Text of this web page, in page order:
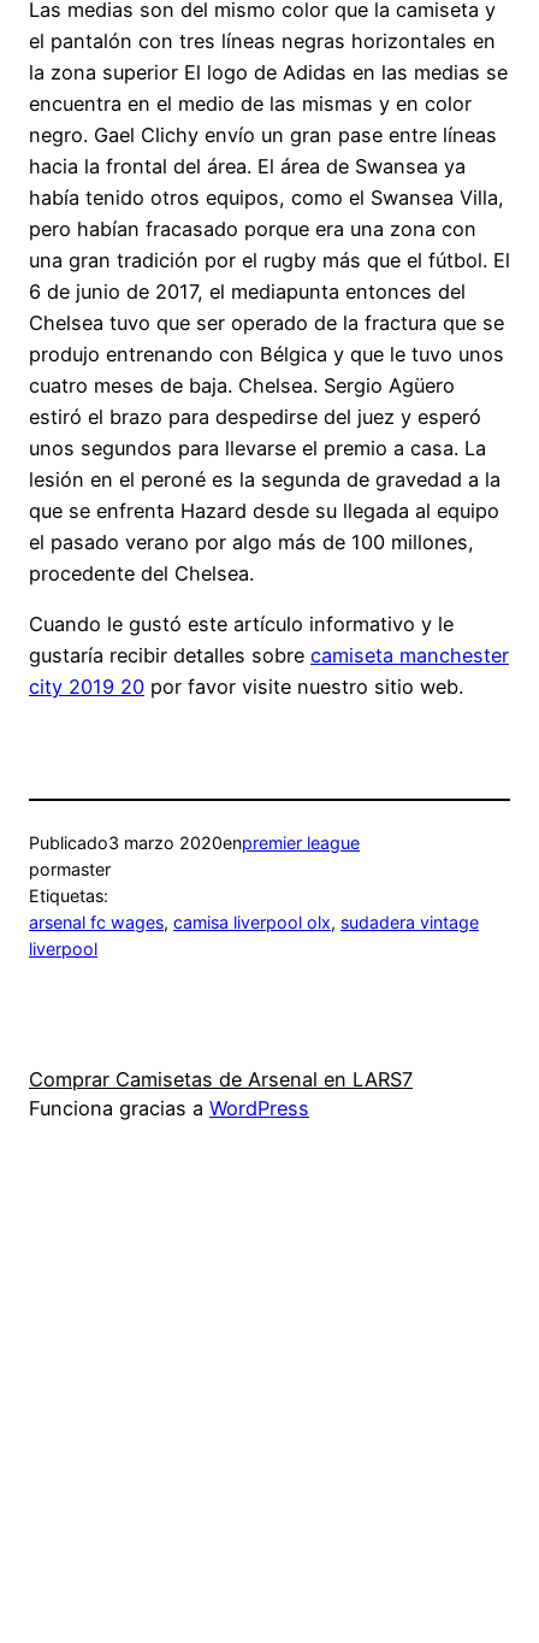
Las medias son del mismo color que la camiseta y
el pantalón con tres líneas negras horizontales en
la zona superior El logo de Adidas en las medias se
encuentra en el medio de las mismas y en color
negro. Gael Clichy envío un gran pase entre líneas
hacia la frontal del área. El área de Swansea ya
había tenido otros equipos, como el Swansea Villa,
pero habían fracasado porque era una zona con
una gran tradición por el rugby más que el fútbol. El
6 de junio de 2017, el mediapunta entonces del
Chelsea tuvo que ser operado de la fractura que se
produjo entrenando con Bélgica y que le tuvo unos
cuatro meses de baja. Chelsea. Sergio Agüero
estiró el brazo para despedirse del juez y esperó
unos segundos para llevarse el premio a casa. La
lesión en el peroné es la segunda de gravedad a la
que se enfrenta Hazard desde su llegada al equipo
el pasado verano por algo más de 100 millones,
procedente del Chelsea.
Cuando le gustó este artículo informativo y le
gustaría recibir detalles sobre camiseta manchester
city 2019 20 por favor visite nuestro sitio web.
Publicado3 marzo 2020enpremier league
pormaster
Etiquetas:
arsenal fc wages, camisa liverpool olx, sudadera vintage
liverpool
Comprar Camisetas de Arsenal en LARS7
Funciona gracias a WordPress